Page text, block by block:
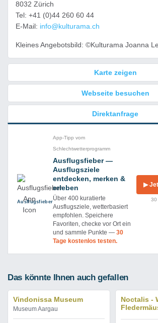
8032 Zürich
Tel: +41 (0)44 260 60 44
E-Mail: info@kulturama.ch
Kleines Angebotsbild: ©Kulturama Joanna
Karte zeigen
Webseite besuchen
Direktanfrage
Ausflug­sfieber
App-Tipp vom
Schlechtwetterprogramm
Ausflugsfieber —
Ausflugsziele
entdecken, merken &
erleben
Über 400 kuratierte
Ausflugsziele, wetterbasiert
empfohlen. Speichere
Favoriten, checke vor Ort ein
und sammle Punkte —30
Tage kostenlos testen.
▶
30
Das könnte Ihnen auch gefallen
Vindonissa Museum
Museum Aargau
Noctalis -